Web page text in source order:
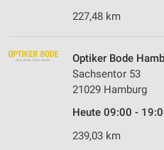
227,48 km
Optiker Bode
Sachsentor 53
21029 Hamburg
Heute 09:00 -
239,03 km